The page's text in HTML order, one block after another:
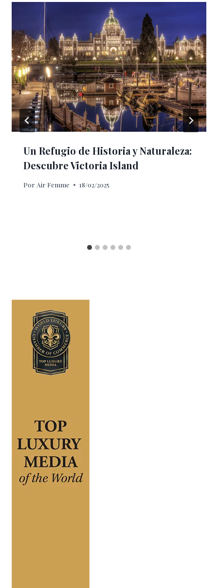
Un Refugio de Historia y Naturaleza:
Descubre Victoria Island
Por Air Femme 18/02/2025